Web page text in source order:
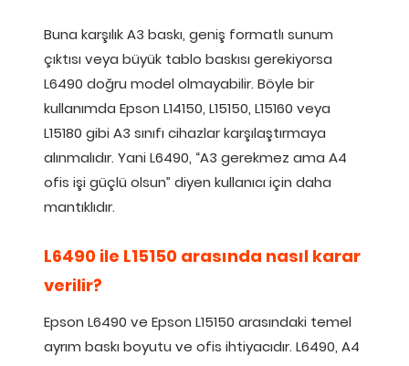
Buna karşılık A3 baskı, geniş formatlı sunum
çıktısı veya büyük tablo baskısı gerekiyorsa
L6490 doğru model olmayabilir. Böyle bir
kullanımda Epson L14150, L15150, L15160 veya
L15180 gibi A3 sınıfı cihazlar karşılaştırmaya
alınmalıdır. Yani L6490, “A3 gerekmez ama A4
ofis işi güçlü olsun” diyen kullanıcı için daha
mantıklıdır.
L6490 ile L15150 arasında nasıl karar
verilir?
Epson L6490 ve Epson L15150 arasındaki temel
ayrım baskı boyutu ve ofis ihtiyacıdır. L6490, A4